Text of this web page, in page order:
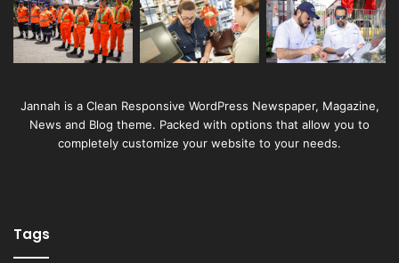
Jannah is a Clean Responsive WordPress Newspaper, Magazine,
News and Blog theme. Packed with options that allow you to
completely customize your website to your needs.
Tags